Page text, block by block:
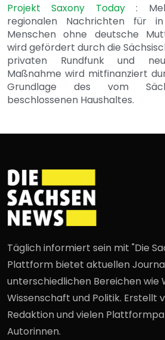
Projekt Saxony Today:
regionalen Nachrichten für
Menschen ohne deutsche
wird gefördert durch die
privaten Rundfunk und
Maßnahme wird mitfinanziert
Grundlage des vom
beschlossenen Haushaltes.
Täglich informiert sein mit "Die
Plattform bietet aktuellen
unterschiedlichen Bereichen wie
Wissenschaft und Politik. Erstellt
Redaktion und vielen
Autorinnen.